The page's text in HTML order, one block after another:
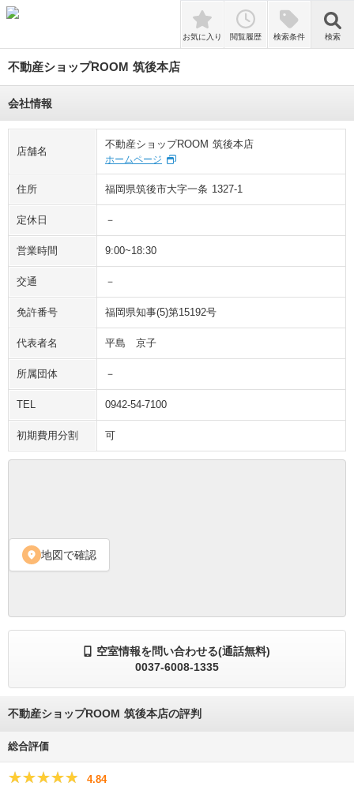
検索
お気に入り 閲覧履歴 検索条件 検索
不動産ショップROOM 筑後本店
会社情報
店舗名
不動産ショップROOM 筑後本店
ホームページ
住所 福岡県筑後市大字一条 1327-1
定休日 －
営業時間 9:00~18:30
交通 －
免許番号 福岡県知事(5)第15192号
代表者名 平島 京子
所属団体 －
TEL 0942-54-7100
初期費用分割 可
location_on 地図で確認
空室情報を問い合わせる(通話無料)
0037-6008-1335
不動産ショップROOM 筑後本店の評判
総合評価
★★★★★
★★★★★ 4.84